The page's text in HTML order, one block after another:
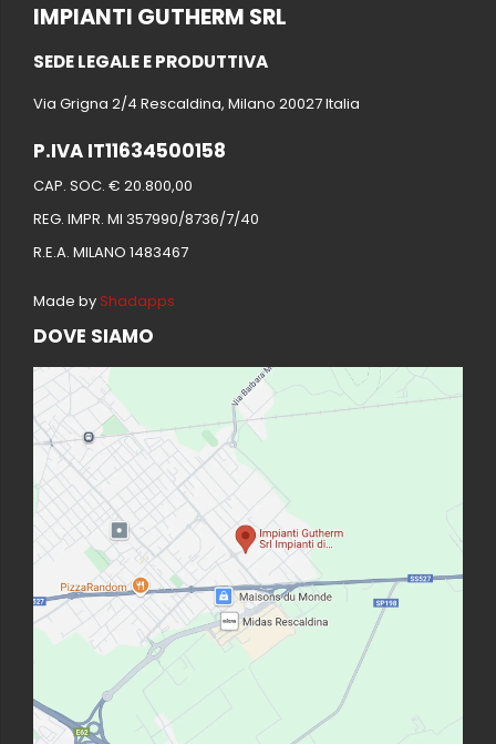
IMPIANTI GUTHERM SRL
SEDE LEGALE E PRODUTTIVA
Via Grigna 2/4 Rescaldina, Milano 20027 Italia
P.IVA IT11634500158
CAP. SOC. € 20.800,00
REG. IMPR. MI 357990/8736/7/40
R.E.A. MILANO 1483467
Made by Shadapps
DOVE SIAMO